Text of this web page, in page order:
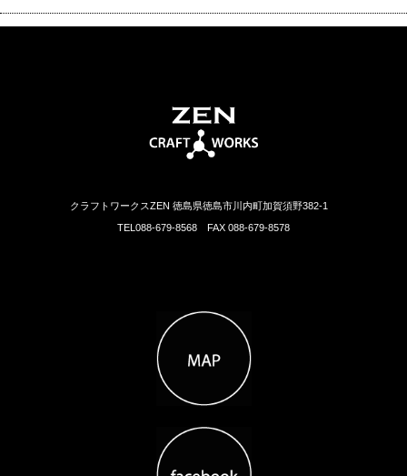
クラフトワークスZEN 徳島県徳島市川内町加賀須野382-1
TEL088-679-8568 FAX 088-679-8578